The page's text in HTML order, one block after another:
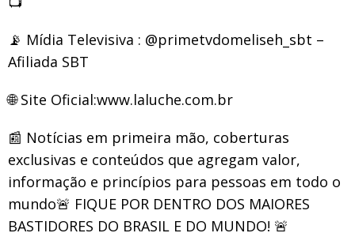
📡 Mídia Televisiva : @primetvdomeliseh_sbt –
Afiliada SBT
🌐 Site Oficial:www.laluche.com.br
📰 Notícias em primeira mão, coberturas
exclusivas e conteúdos que agregam valor,
informação e princípios para pessoas em todo o
mundo🚨 FIQUE POR DENTRO DOS MAIORES
BASTIDORES DO BRASIL E DO MUNDO! 🚨